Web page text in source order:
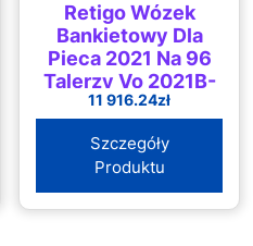
Retigo Wózek
Bankietowy Dla
Pieca 2021 Na 96
Talerzy Vo 2021B-
96 Rmgastro
11 916.24zł
Szczegóły
Produktu